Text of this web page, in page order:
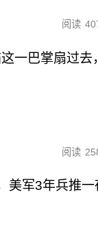
阅读
一巴掌扇过去
阅读
美军3年兵推